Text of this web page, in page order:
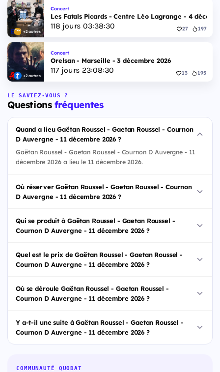
+2 autres
Concert
Les Fatals Picards - Centre Léo Lagrange - 4
118 jours 03:38:29 27 197
+2 autres
Concert
Orelsan - Marseille - 3 décembre 2026
117jours 23:08:29 13 195
LE SAVIEZ-VOUS ?
Questionsfréquentes
Quand a lieu Gaëtan Roussel - Gaetan Roussel - Cournon
D Auvergne - 11 décembre 2026 ?
Gaëtan Roussel - Gaetan Roussel - Cournon D Auvergne - 11
décembre 2026 a lieu le 11 décembre 2026.
Où réserver Gaëtan Roussel - Gaetan Roussel - Cournon
D Auvergne - 11 décembre 2026 ?
Qui se produit à Gaëtan Roussel - Gaetan Roussel -
Cournon D Auvergne - 11 décembre 2026 ?
Quel est le prix de Gaëtan Roussel - Gaetan Roussel -
Cournon D Auvergne - 11 décembre 2026 ?
Où se déroule Gaëtan Roussel - Gaetan Roussel -
Cournon D Auvergne - 11 décembre 2026 ?
Y a-t-il une suite à Gaëtan Roussel - Gaetan Roussel -
Cournon D Auvergne - 11 décembre 2026 ?
COMMUNAUTÉ QUODAT